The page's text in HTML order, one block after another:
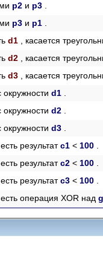
p2 и p3
p3 и p1
d1 , касается
d2 , касается
d3 , касается
окружности d1
окружности d2
окружности d3
есть результатc1 < 100
есть результатc2 < 100
есть результатc3 < 100
есть операция XOR над